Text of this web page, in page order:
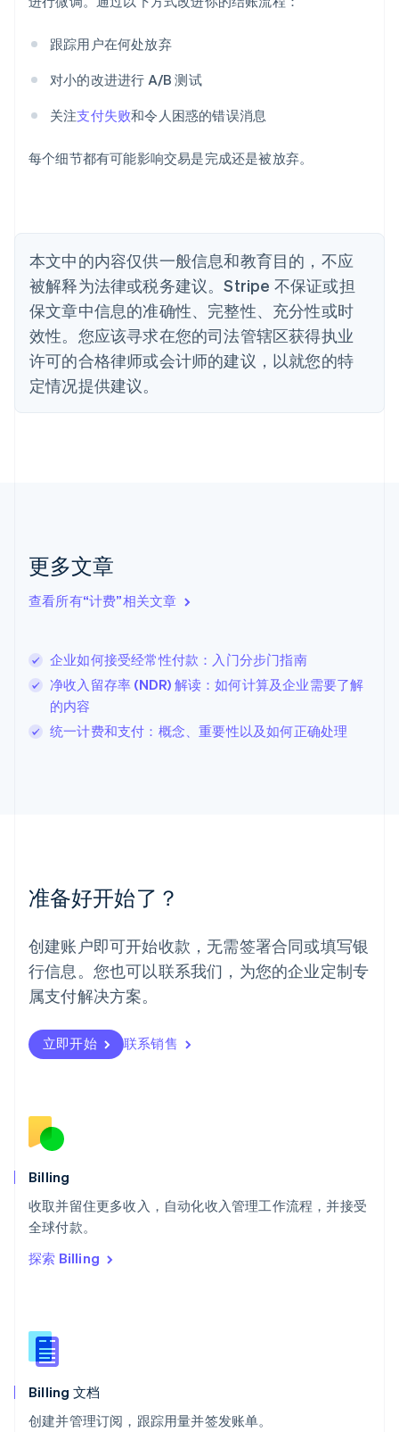
跟踪用户在何处放弃
对小的改进进行 A/B 测试
关注支付失败和令人困惑的错误消息
每个细节都有可能影响交易是完成还是被放弃。
本文中的内容仅供一般信息和教育目的，不应
被解释为法律或税务建议。Stripe 不保证或担
保文章中信息的准确性、完整性、充分性或时
效性。您应该寻求在您的司法管辖区获得执业
许可的合格律师或会计师的建议，以就您的特
定情况提供建议。
更多文章
查看所有“计费”相关文章
企业如何接受经常性付款：入门分步门指南
净收入留存率 (NDR) 解读：如何计算及企业需要了解
的内容
统一计费和支付：概念、重要性以及如何正确处理
准备好开始了？
创建账户即可开始收款，无需签署合同或填写银
行信息。您也可以联系我们，为您的企业定制专
属支付解决方案。
立即开始 联系销售
Billing
收取并留住更多收入，自动化收入管理工作流程，并接受
全球付款。
探索 Billing
Billing 文档
创建并管理订阅，跟踪用量并签发账单。
English
English
DeutschEnglish
English
PortuguêsEnglish
English
丹麦
English
德国
DeutschEnglish
法国
FrançaisEnglish
芬兰
EnglishSvenska
English Italiano
拉脱维亚
立陶宛
DeutschEnglish
卢森堡
Français Deutsch English
罗马尼亚
English
挪威
葡萄牙
Português English
日本
日本語English
瑞典
瑞士
DeutschFrançais
English
斯洛文尼亚
泰国
ไทยEnglish
希腊
English
西班牙
新西兰
English
匈牙利
English
ItalianoEnglish